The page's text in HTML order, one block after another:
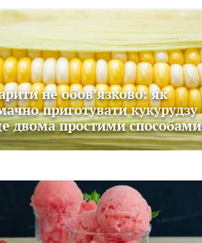
не обовʼязково: як
приготувати кукурудзу
двома простими способами